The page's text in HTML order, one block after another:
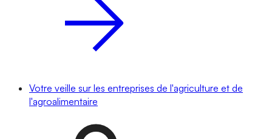
Votre veille sur les entreprises de l'agriculture et de
l'agroalimentaire